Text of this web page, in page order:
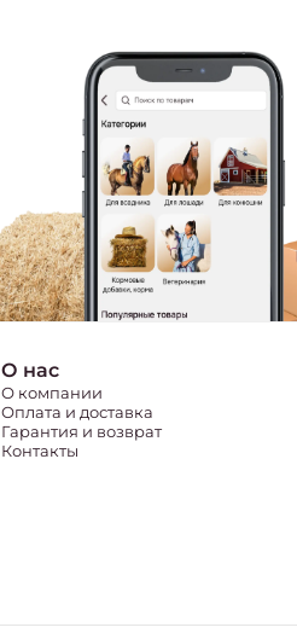
О нас
О компании
Оплата и доставка
Гарантия и возврат
Контакты